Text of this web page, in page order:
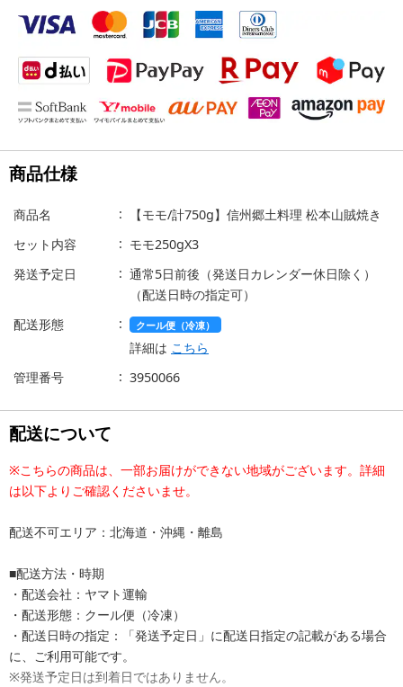
商品仕様
商品名
【モモ/計750g】信州郷土料理 松本山賊焼き
セット内容
モモ250gX3
発送予定日
通常5日前後（発送日カレンダー休日除く）
（配送日時の指定可）
配送形態
クール便（冷凍）
詳細は こちら
管理番号
3950066
配送について
※こちらの商品は、一部お届けができない地域がございます。詳細
は以下よりご確認くださいませ。
配送不可エリア：北海道・沖縄・離島
■配送方法・時期
・配送会社：ヤマト運輸
・配送形態：クール便（冷凍）
・配送日時の指定：「発送予定日」に配送日指定の記載がある場合
に、ご利用可能です。
※発送予定日は到着日ではありません。